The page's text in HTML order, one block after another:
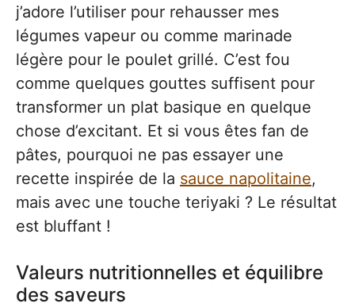
j’adore l’utiliser pour rehausser mes
légumes vapeur ou comme marinade
légère pour le poulet grillé. C’est fou
comme quelques gouttes suffisent pour
transformer un plat basique en quelque
chose d’excitant. Et si vous êtes fan de
pâtes, pourquoi ne pas essayer une
recette inspirée de la sauce napolitaine,
mais avec une touche teriyaki ? Le résultat
est bluffant !
Valeurs nutritionnelles et équilibre
des saveurs